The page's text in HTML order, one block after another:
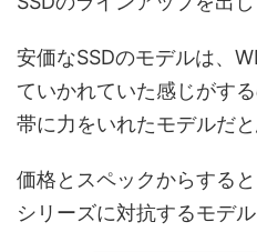
安価なSSDのモデルは、
ていかれていた感じがす
帯に力をいれたモデルだと
価格とスペックからすると
シリーズに対抗するモデル